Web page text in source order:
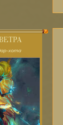
хота